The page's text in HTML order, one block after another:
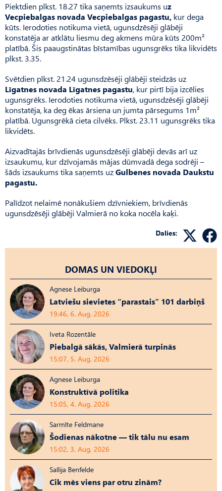
Piektdien plkst. 18.27 tika saņemts izsaukums uz
Vecpiebalgas novada Vecpiebalgas pagastu, kur dega
kūts. Ierodoties notikuma vietā, ugunsdzēsēji glābēji
konstatēja ar atklātu liesmu deg akmens mūra kūts 200m²
platībā. Šis paaugstinātas bīstamības ugunsgrēks tika likvidēts
plkst. 3.35.
Svētdien plkst. 21.24 ugunsdzēsēji glābēji steidzās uz
Līgatnes novada Līgatnes pagastu, kur pirtī bija izcēlies
ugunsgrēks. Ierodoties notikuma vietā, ugunsdzēsēji glābēji
konstatēja, ka deg ēkas ārsiena un jumta pārsegums 1m²
platībā. Ugunsgrēkā cieta cilvēks. Plkst. 23.11 ugunsgrēks tika
likvidēts.
Aizvadītajās brīvdienās ugunsdzēsēji glābēji devās arī uz
izsaukumu, kur dzīvojamās mājas dūmvadā dega sodrēji –
šāds izsaukums tika saņemts uzGulbenes novada Daukstu
pagastu.
Palīdzot nelaimē nonākušiem dzīvniekiem, brīvdienās
ugunsdzēsēji glābēji Valmierā no koka nocēla kaķi.
Dalies:
DOMAS UN VIEDOKĻI
Agnese Leiburga
Latviešu sievietes “parastais” 101 darbiņš
19:46, 6. Aug, 2026
Iveta Rozentāle
Piebalgā sākās, Valmierā turpinās
15:07, 5. Aug, 2026
Agnese Leiburga
Konstruktīvā politika
15:05, 4. Aug, 2026
Sarmīte Feldmane
Šodienas nākotne — tik tālu nu esam
15:02, 3. Aug, 2026
Sallija Benfelde
Cik mēs viens par otru zinām?